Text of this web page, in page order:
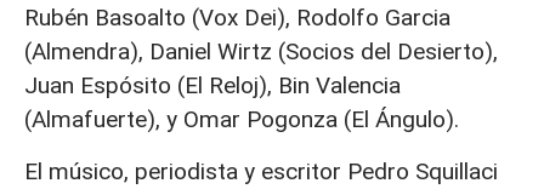
Rubén Basoalto (Vox Dei), Rodolfo Garcia
(Almendra), Daniel Wirtz (Socios del Desierto),
Juan Espósito (El Reloj), Bin Valencia
(Almafuerte), y Omar Pogonza (El Ángulo).
El músico, periodista y escritor Pedro Squillaci